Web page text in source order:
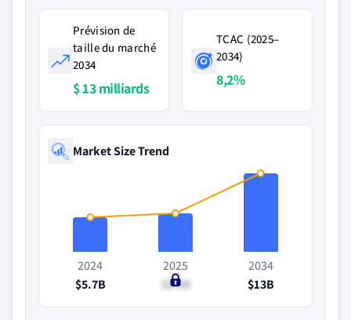
Prévision de
taille du marché
2034
$ 13 milliards
TCAC (2025–
2034)
8,2%
Market Size Trend
2024
$5.7B
2025
$6.4B
2034
$13B